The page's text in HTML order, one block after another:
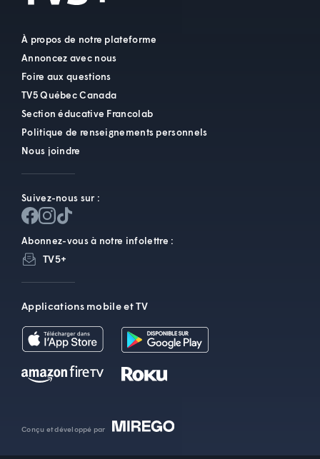
À propos de notre plateforme
Annoncez avec nous
Foire aux questions
TV5 Québec Canada
Section éducative Francolab
Politique de renseignements personnels
Nous joindre
Suivez-nous sur :
Abonnez-vous à notre infolettre :
TV5+
Applications mobile et TV
Conçu et développé par